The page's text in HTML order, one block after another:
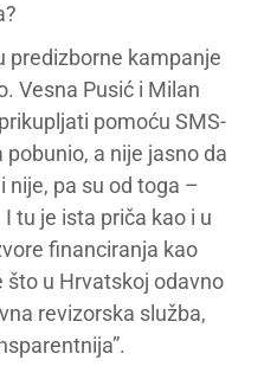
predizborne kampanje
Vesna Pusić i Milan
pomoću SMS-
a nije jasno da
nije, pa su od toga –
tu je ista priča kao i u
financiranja kao
što u Hrvatskoj odavno
revizorska služba,